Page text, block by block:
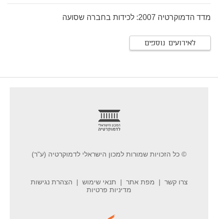
מדד הדמוקרטיה 2007: לכידות בחברה שסועה
לאירועים נוספים
© כל הזכויות שמורות למכון הישראלי לדמוקרטיה (ע"ר)
צרו קשר מפת אתר תנאי שימוש
הצהרת נגישות
מדיניות פרטיות